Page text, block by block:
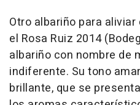
Otro albariño para
el Rosa Ruiz 2014
albariño con nombre de
indiferente. Su tono
brillante, que se